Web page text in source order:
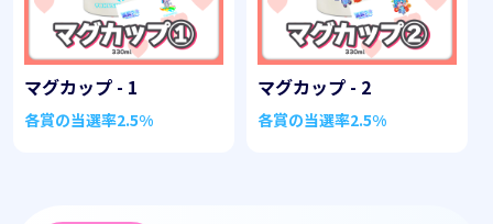
マグカップ - 1
各賞の当選率2.5%
マグカップ - 2
各賞の当選率2.5%